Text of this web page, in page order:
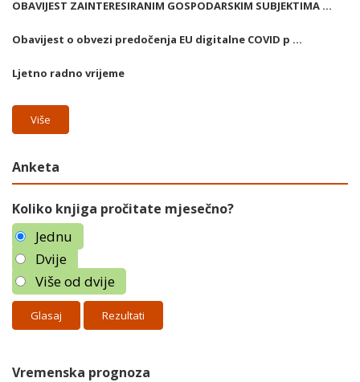
OBAVIJEST ZAINTERESIRANIM GOSPODARSKIM SUBJEKTIMA ...
Obavijest o obvezi predočenja EU digitalne COVID p ...
Ljetno radno vrijeme
Više
Anketa
Koliko knjiga pročitate mjesečno?
Jednu
Dvije
Više od dvije
Rezultati
Vremenska prognoza